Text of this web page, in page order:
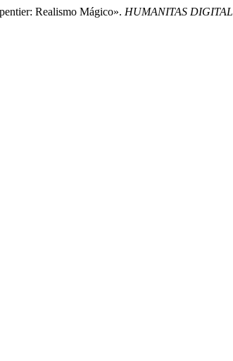
Realismo Mágico». HUMANITAS DIGITAL